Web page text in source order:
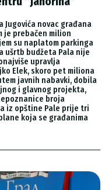
Jugovića novac građana
je prebačen milion
su naplatom parkinga
ušrtb budžeta Pala nije
upravlja
Elek, skoro pet miliona
javnih nabavki, dobila
broja
iz opštine Pale prije tri
koja se građanima